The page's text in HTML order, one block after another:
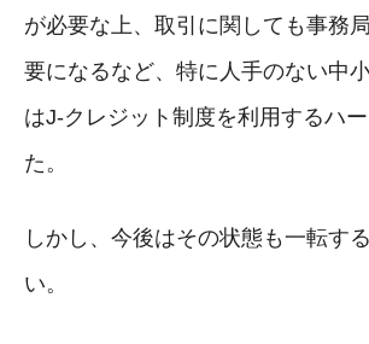
が必要な上、取引に関しても事務
要になるなど、特に人手のない中
はJ-クレジット制度を利用するハ
た。
しかし、今後はその状態も一転す
い。